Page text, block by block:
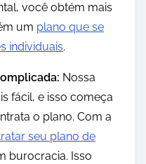
você obtém mais
um plano que se
individuais.
Nossa
fácil, e isso começa
o plano. Com a
seu plano de
burocracia. Isso